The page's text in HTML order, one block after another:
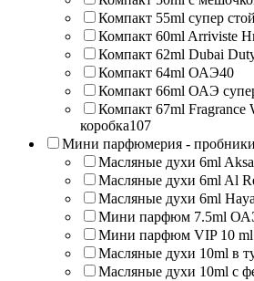
Компакт 55ml супер
Компакт 60ml Arriviste
Компакт 62ml Dubai
Компакт 64ml ОАЭ40
Компакт 66ml ОАЭ
Компакт 67ml Fragrance
коробка107
Мини парфюмерия - пробники
Масляные духи 6ml Aksa
Масляные духи 6ml Al
Масляные духи 6ml
Мини парфюм 7.5ml
Мини парфюм VIP 10 ml
Масляные духи 10ml в
Масляные духи 10ml с